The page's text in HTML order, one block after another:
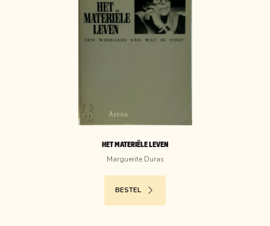
HET MATERIËLE LEVEN
Marguerite Duras
BESTEL